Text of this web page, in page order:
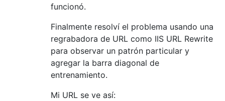
funcionó.
Finalmente resolví el problema usando una
regrabadora de URL como IIS URL Rewrite
para observar un patrón particular y
agregar la barra diagonal de
entrenamiento.
Mi URL se ve así: